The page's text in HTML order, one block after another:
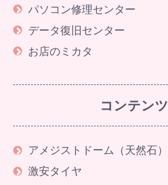
パソコン修理センター
データ復旧センター
お店のミカタ
コンテンツ
アメジストドーム（天然石）
激安タイヤ